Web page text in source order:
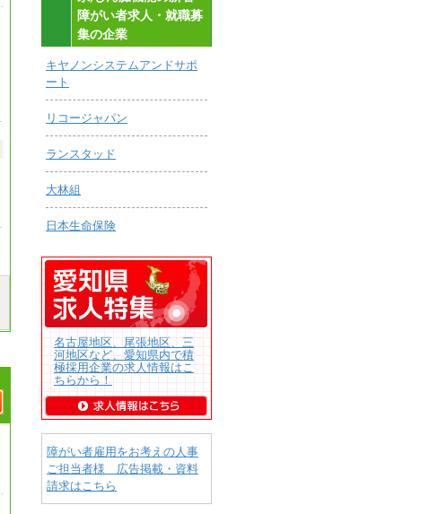
障がい者求人・就職募
集の企業
キヤノンシステムアンドサポ
ート
リコージャパン
ランスタッド
大林組
日本生命保険
名古屋地区、尾張地区、三
河地区など、愛知県内で積
極採用企業の求人情報はこ
ちらから！
障がい者雇用をお考えの人事
ご担当者様 広告掲載・資料
請求はこちら